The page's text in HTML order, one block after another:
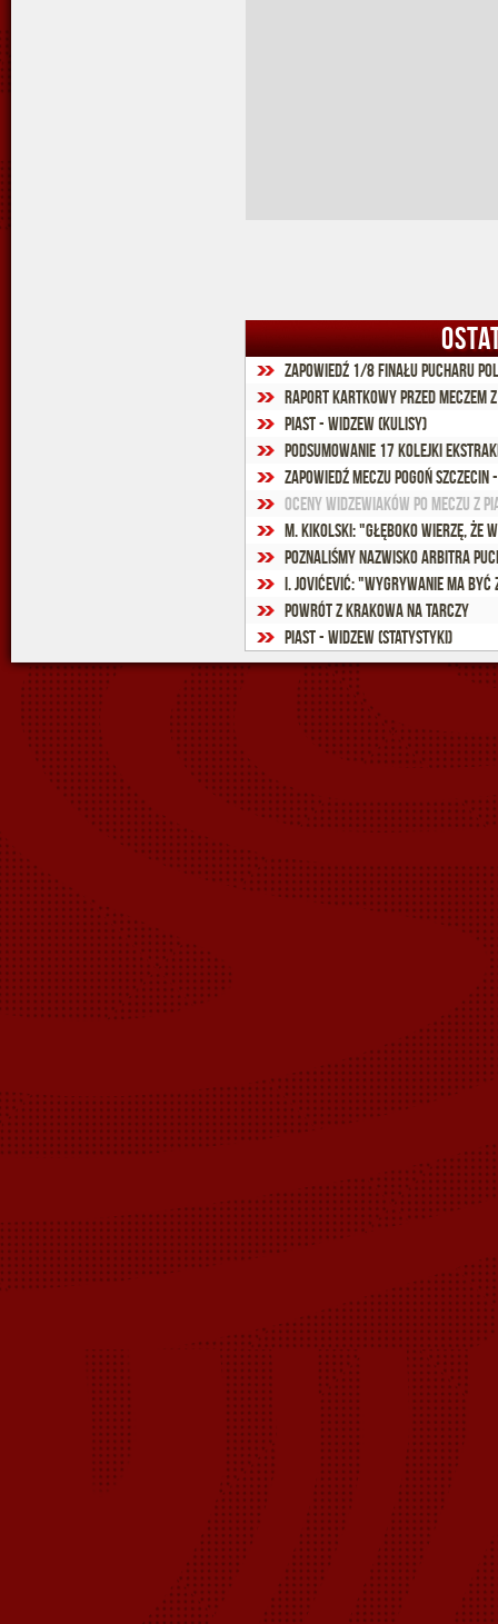
Zapowiedź 1/8 finału Pucharu
Raport kartkowy przed meczem z
Piast - Widzew (kulisy)
Podsumowanie 17 kolejki
Zapowiedź meczu Pogoń Szczecin
Oceny widzewiaków po meczu z
M. Kikolski: "Głęboko wierzę, że
Poznaliśmy nazwisko arbitra
I. Jovićević: "Wygrywanie ma
Powrót z Krakowa na tarczy
Piast - Widzew (statystyki)